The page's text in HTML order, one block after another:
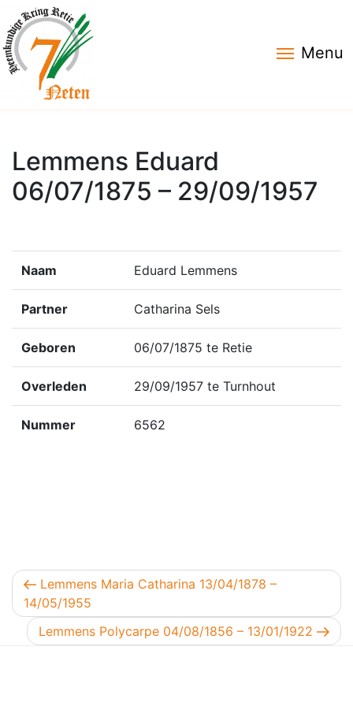
Menu
Lemmens Eduard
06/07/1875 – 29/09/1957
Naam Eduard Lemmens
Partner Catharina Sels
Geboren 06/07/1875 te Retie
Overleden 29/09/1957 te Turnhout
Nummer 6562
Berichtnavigatie
Vorig bericht
Lemmens Maria Catharina 13/04/1878 –
14/05/1955
Volgend bericht
Lemmens Polycarpe 04/08/1856 – 13/01/1922